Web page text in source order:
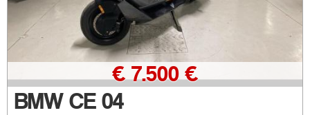
BMW CE 04
€ 7.500 €